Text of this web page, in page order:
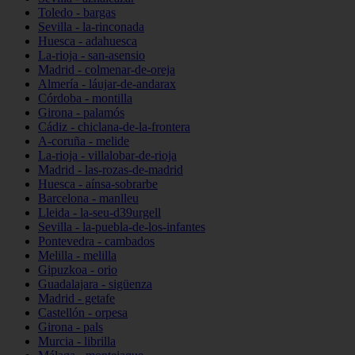
Toledo - bargas
Sevilla - la-rinconada
Huesca - adahuesca
La-rioja - san-asensio
Madrid - colmenar-de-oreja
Almería - láujar-de-andarax
Córdoba - montilla
Girona - palamós
Cádiz - chiclana-de-la-frontera
A-coruña - melide
La-rioja - villalobar-de-rioja
Madrid - las-rozas-de-madrid
Huesca - aínsa-sobrarbe
Barcelona - manlleu
Lleida - la-seu-d39urgell
Sevilla - la-puebla-de-los-infantes
Pontevedra - cambados
Melilla - melilla
Gipuzkoa - orio
Guadalajara - sigüenza
Madrid - getafe
Castellón - orpesa
Girona - pals
Murcia - librilla